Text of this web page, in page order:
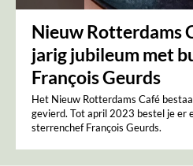
Nieuw Rotterdams
jarig jubileum met
François Geurds
Het Nieuw Rotterdams Café
gevierd. Tot april 2023 bestel je er
sterrenchef François Geurds.